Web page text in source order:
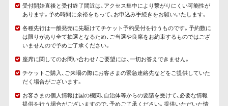
受付開始直後と受付終了間近は、アクセス集中により繋がりにくい可能性が
あります。予め時間に余裕をもって、お申込み手続きをお願いいたします。
各種先行は一般発売に先駆けてチケット予約受付を行うものです。予約数に
は限りがあり全て抽選となるため、ご当選や良席をお約束するものではござ
いませんので予めご了承ください。
座席に関してのお問い合わせ / ご要望には、一切お答えできません。
チケットご購入、ご来場の際にお客さまの緊急連絡先などをご提供していた
だく場合がございます。
お客さまの個人情報は国の機関、自治体等からの要請を受けて、必要な情報
提供を行う場合がございますので、予めご了承ください。提供いただいた情